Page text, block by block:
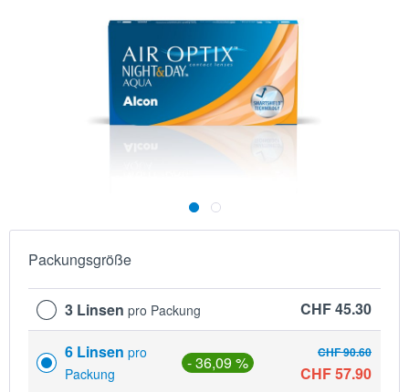
Packungsgröße
3 Linsen pro Packung CHF 45.30
6 Linsen pro
Packung
- 36,09 % CHF 90.60
CHF 57.90